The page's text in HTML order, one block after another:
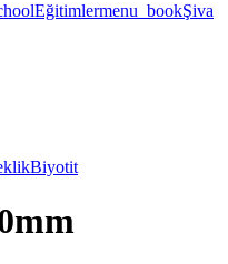
Eğitimlermenu_bookŞiva
Biyotit